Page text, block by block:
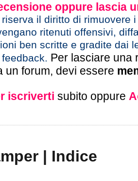
oppure lascia
il diritto di rimuovere
ritenuti offensivi,
ben scritte e gradite dai
Per lasciare una
un forum, devi essere
iscriverti subito oppure
| Indice